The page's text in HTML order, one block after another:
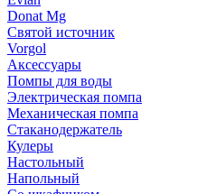
Donat Mg
Святой источник
Vorgol
Аксессуары
Помпы для воды
Электрическая помпа
Механическая помпа
Стаканодержатель
Кулеры
Настольный
Напольный